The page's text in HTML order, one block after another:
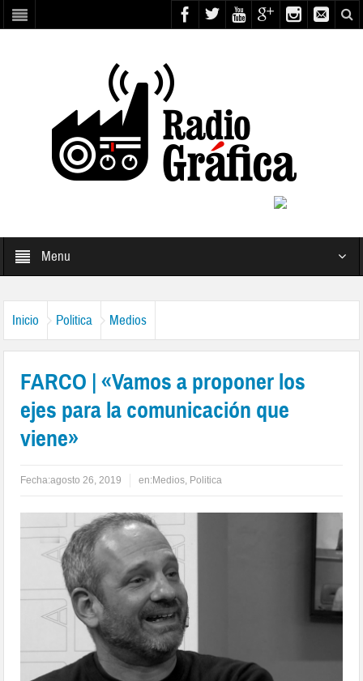
Menu
Inicio Politica Medios
FARCO | «Vamos a proponer los
ejes para la comunicación que
viene»
Fecha:agosto 26, 2019 en:Medios, Politica